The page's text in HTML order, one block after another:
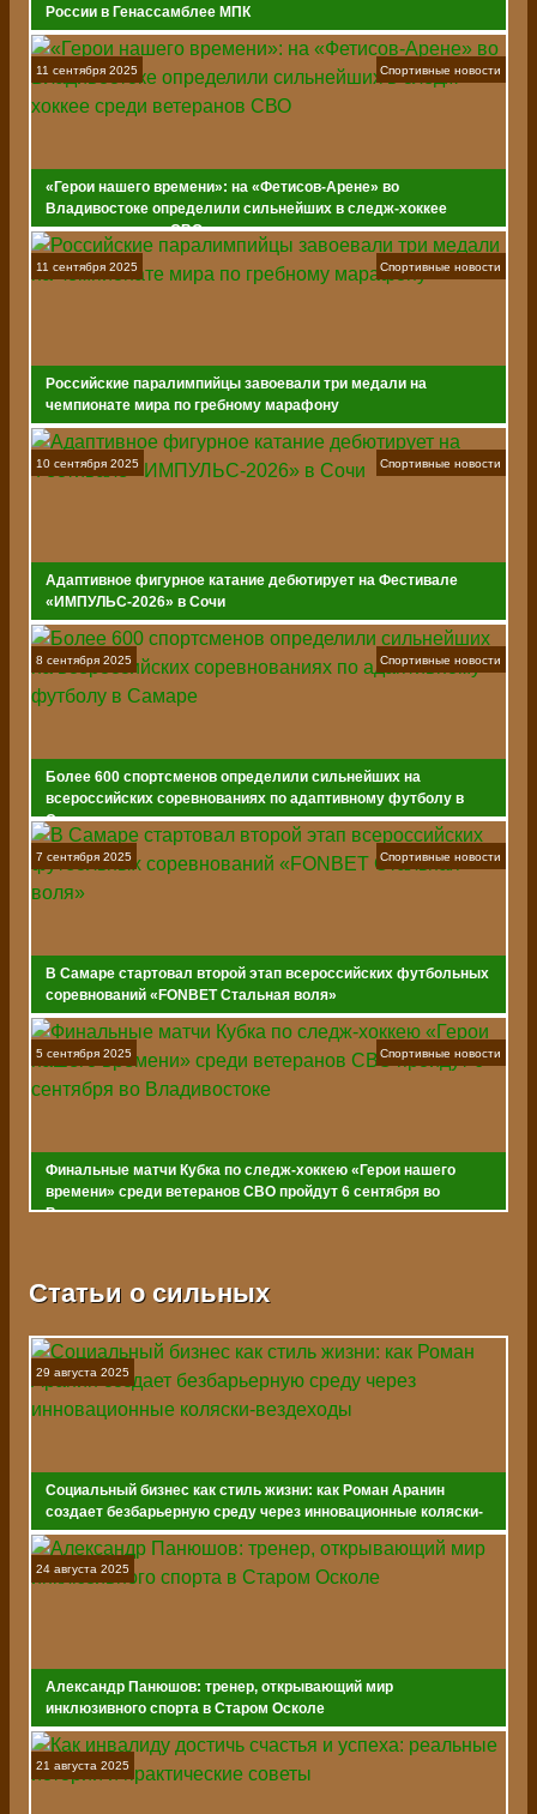
России в Генассамблее МПК
11 сентября 2025
«Герои нашего времени»: на «Фетисов-Арене» во
Владивостоке определили сильнейших в следж-хоккее
среди ветеранов СВО
Спортивные новости
11 сентября 2025
Российские паралимпийцы завоевали три медали на
чемпионате мира по гребному марафону
Спортивные новости
10 сентября 2025
Адаптивное фигурное катание дебютирует на Фестивале
«ИМПУЛЬС-2026» в Сочи
Спортивные новости
8 сентября 2025
Более 600 спортсменов определили сильнейших на
всероссийских соревнованиях по адаптивному футболу в
Самаре
Спортивные новости
7 сентября 2025
В Самаре стартовал второй этап всероссийских футбольных
соревнований «FONBET Стальная воля»
Спортивные новости
5 сентября 2025
Финальные матчи Кубка по следж-хоккею «Герои нашего
времени» среди ветеранов СВО пройдут 6 сентября во
Владивостоке
Спортивные новости
Статьи о сильных
29 августа 2025
Социальный бизнес как стиль жизни: как Роман Аранин
создает безбарьерную среду через инновационные коляски-
вездеходы
24 августа 2025
Александр Панюшов: тренер, открывающий мир
инклюзивного спорта в Старом Осколе
21 августа 2025